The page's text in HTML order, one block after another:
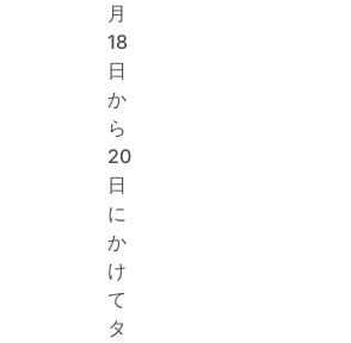
月
18
日
か
ら
20
日
に
か
け
て
タ